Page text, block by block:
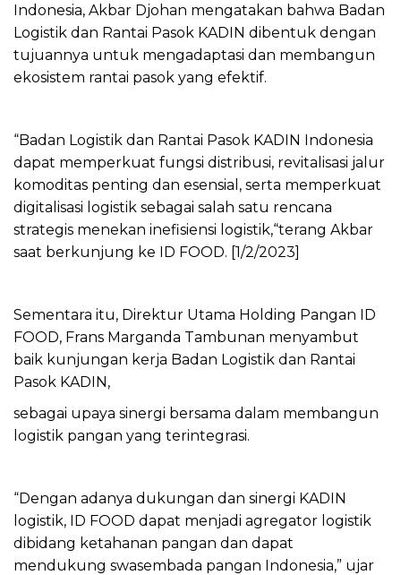
Indonesia, Akbar Djohan mengatakan bahwa Badan
Logistik dan Rantai Pasok KADIN dibentuk dengan
tujuannya untuk mengadaptasi dan membangun
ekosistem rantai pasok yang efektif.
“Badan Logistik dan Rantai Pasok KADIN Indonesia
dapat memperkuat fungsi distribusi, revitalisasi jalur
komoditas penting dan esensial, serta memperkuat
digitalisasi logistik sebagai salah satu rencana
strategis menekan inefisiensi logistik,“terang Akbar
saat berkunjung ke ID FOOD. [1/2/2023]
Sementara itu, Direktur Utama Holding Pangan ID
FOOD, Frans Marganda Tambunan menyambut
baik kunjungan kerja Badan Logistik dan Rantai
Pasok KADIN,
sebagai upaya sinergi bersama dalam membangun
logistik pangan yang terintegrasi.
“Dengan adanya dukungan dan sinergi KADIN
logistik, ID FOOD dapat menjadi agregator logistik
dibidang ketahanan pangan dan dapat
mendukung swasembada pangan Indonesia,” ujar